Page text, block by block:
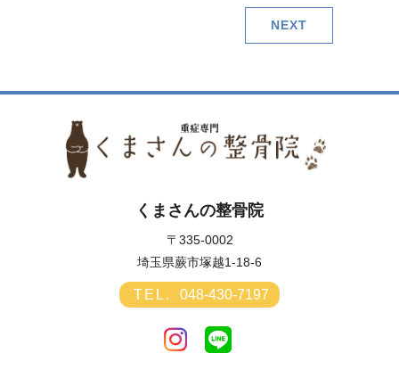
NEXT
くまさんの整骨院
〒335-0002
埼玉県蕨市塚越1-18-6
TEL. 048-430-7197